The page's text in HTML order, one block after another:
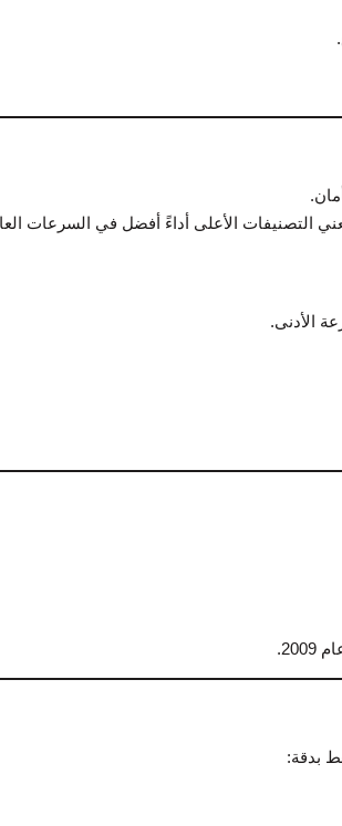
التصنيفات الأعلى أداءً أفضل في السرعات
الأدنى.